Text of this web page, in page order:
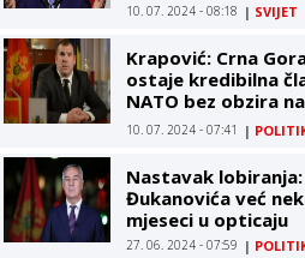
10. 07. 2024 - 08:18 | SVIJET
Krapović: Crna
ostaje kredibilna
NATO bez obzira na
rekonstrukciju
10. 07. 2024 - 07:41 |
Nastavak
Đukanovića već
mjeseci u opticaju
27. 06. 2024 - 07:59 |